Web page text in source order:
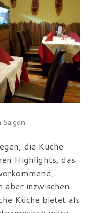
die Küche
Highlights, das
aber inzwischen
Küche bietet als